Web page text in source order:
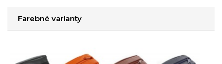
Farebné varianty